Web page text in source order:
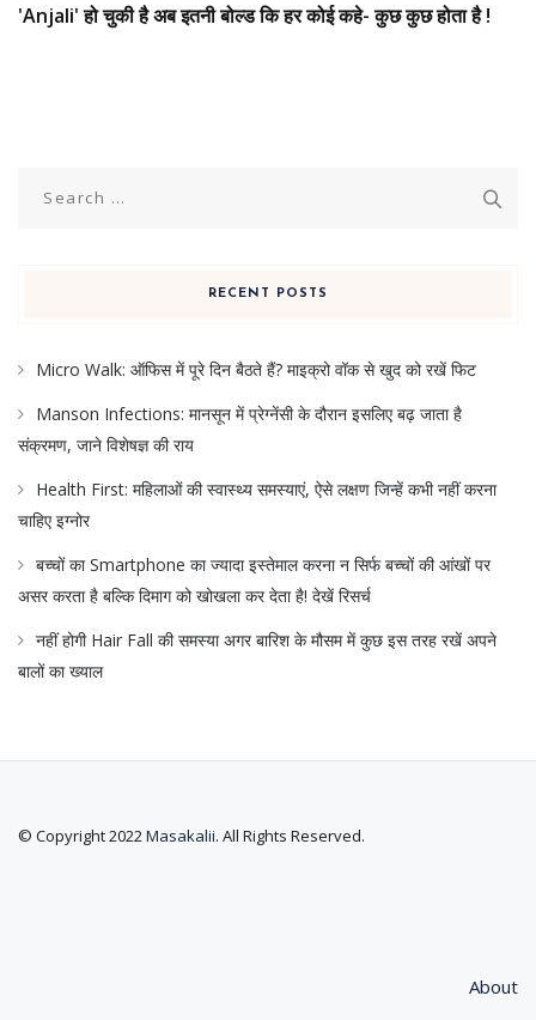
'Anjali' हो चुकी है अब इतनी बोल्ड कि हर कोई कहे- कुछ कुछ होता है !
RECENT POSTS
Micro Walk: ऑफिस में पूरे दिन बैठते हैं? माइक्रो वॉक से खुद को रखें फिट
Manson Infections: मानसून में प्रेग्नेंसी के दौरान इसलिए बढ़ जाता है
संक्रमण, जाने विशेषज्ञ की राय
Health First: महिलाओं की स्वास्थ्य समस्याएं, ऐसे लक्षण जिन्हें कभी नहीं करना
चाहिए इग्नोर
बच्चों का Smartphone का ज्यादा इस्तेमाल करना न सिर्फ बच्चों की आंखों पर
असर करता है बल्कि दिमाग को खोखला कर देता है! देखें रिसर्च
नहीं होगी Hair Fall की समस्या अगर बारिश के मौसम में कुछ इस तरह रखें अपने
बालों का ख्याल
© Copyright 2022Masakalii. All Rights Reserved.
About